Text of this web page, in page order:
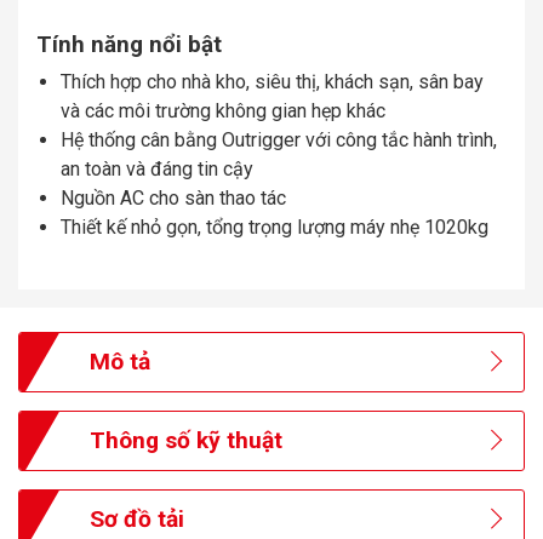
Tính năng nổi bật
Thích hợp cho nhà kho, siêu thị, khách sạn, sân bay
và các môi trường không gian hẹp khác
Hệ thống cân bằng Outrigger với công tắc hành trình,
an toàn và đáng tin cậy
Nguồn AC cho sàn thao tác
Thiết kế nhỏ gọn, tổng trọng lượng máy nhẹ 1020kg
Mô tả
Thông số kỹ thuật
Sơ đồ tải